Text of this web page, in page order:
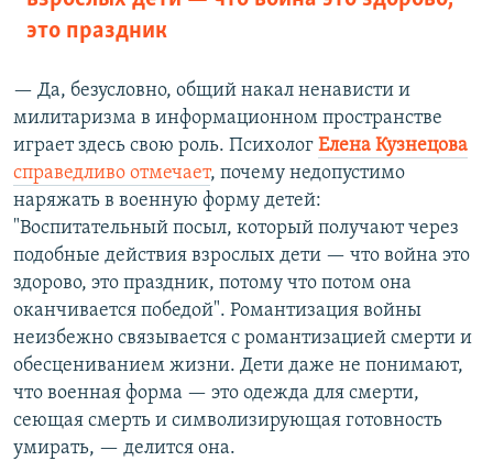
это праздник
— Да, безусловно, общий накал ненависти и
милитаризма в информационном пространстве
играет здесь свою роль. Психолог Елена Кузнецова
справедливо отмечает, почему недопустимо
наряжать в военную форму детей:
"Воспитательный посыл, который получают через
подобные действия взрослых дети — что война это
здорово, это праздник, потому что потом она
оканчивается победой". Романтизация войны
неизбежно связывается с романтизацией смерти и
обесцениванием жизни. Дети даже не понимают,
что военная форма — это одежда для смерти,
сеющая смерть и символизирующая готовность
умирать, — делится она.